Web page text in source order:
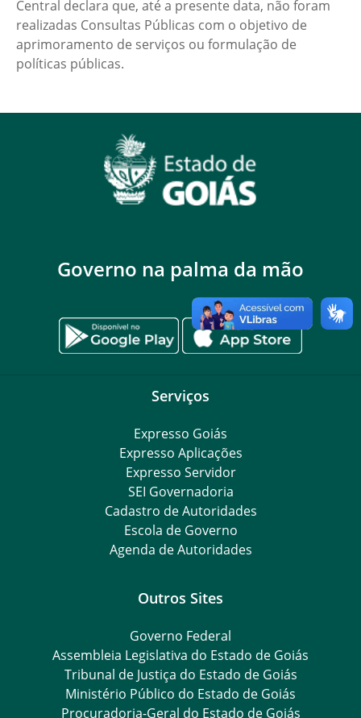
Central declara que, até a presente data, não foram
realizadas Consultas Públicas com o objetivo de
aprimoramento de serviços ou formulação de
políticas públicas.
Governo na palma da mão
Serviços
Expresso Goiás
Expresso Aplicações
Expresso Servidor
SEI Governadoria
Cadastro de Autoridades
Escola de Governo
Agenda de Autoridades
Outros Sites
Governo Federal
Assembleia Legislativa do Estado de Goiás
Tribunal de Justiça do Estado de Goiás
Ministério Público do Estado de Goiás
Procuradoria-Geral do Estado de Goiás